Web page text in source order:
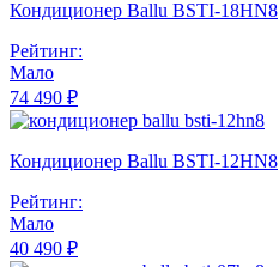
Кондиционер Ballu BSTI-18HN8
Рейтинг:
Мало
74 490 ₽
Кондиционер Ballu BSTI-12HN8
Рейтинг:
Мало
40 490 ₽